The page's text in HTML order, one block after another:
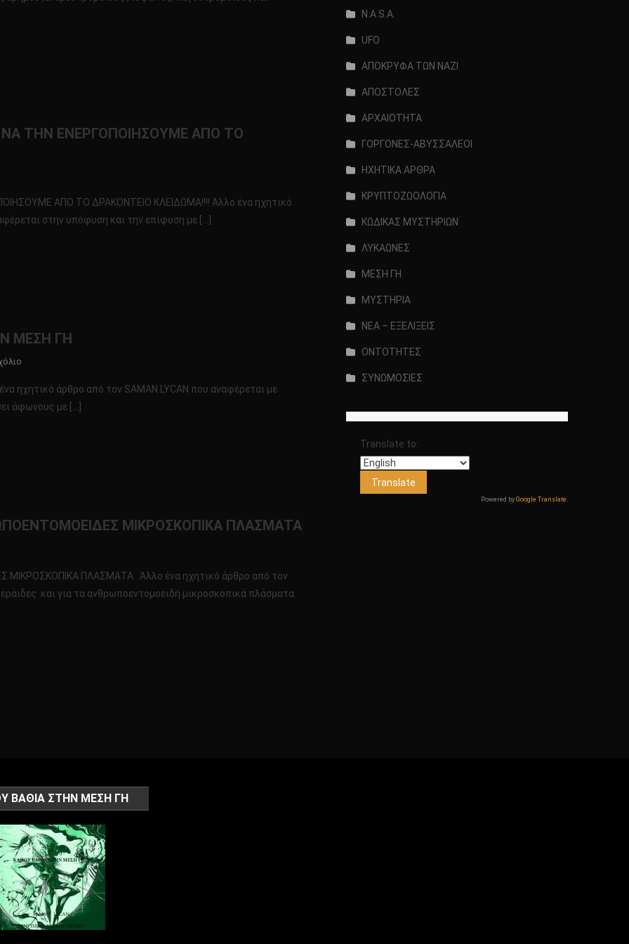
ΤΗΝ ΕΝΕΡΓΟΠΟΙΗΣΟΥΜΕ ΑΠΟ ΤΟ
ΑΠΟ ΤΟ ΔΡΑΚΟΝΤΕΙΟ ΚΛΕΙΔΩΜΑ!!!! Άλλο ένα ηχητικό
στην υπόφυση και την επίφυση με […]
ΜΕΣΗ ΓΗ
ΗΧΗΤΙΚΟ
ΑΡΘΡΟ
ηχητικό άρθρο από τον SAMAN LYCAN που αναφέρεται με
άφωνους με […]
ΜΙΚΡΟΣΚΟΠΙΚΑ ΠΛΑΣΜΑΤΑ
ΠΛΑΣΜΑΤΑ Άλλο ένα ηχητικό άρθρο από τον
και για τα ανθρωποεντομοειδή μικροσκοπικά πλάσματα.
N.A.S.A.
UFO
ΑΠΟΚΡΥΦΑ ΤΩΝ ΝΑΖΙ
ΑΠΟΣΤΟΛΕΣ
ΑΡΧΑΙΟΤΗΤΑ
ΓΟΡΓΟΝΕΣ-ΑΒΥΣΣΑΛΕΟΙ
ΗΧΗΤΙΚΑ ΑΡΘΡΑ
ΚΡΥΠΤΟΖΩΟΛΟΓΙΑ
ΚΩΔΙΚΑΣ ΜΥΣΤΗΡΙΩΝ
ΛΥΚΑΩΝΕΣ
ΜΕΣΗ ΓΗ
ΜΥΣΤΗΡΙΑ
ΝΕΑ – ΕΞΕΛΙΞΕΙΣ
ΟΝΤΟΤΗΤΕΣ
ΣΥΝΩΜΟΣΙΕΣ
Translate to:
Powered by Google Translate .
ΒΑΘΙΑ ΣΤΗΝ ΜΕΣΗ ΓΗ